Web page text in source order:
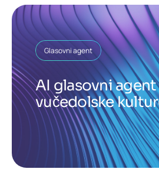
Glasovni agent
AI glasovni agent
vučedolske